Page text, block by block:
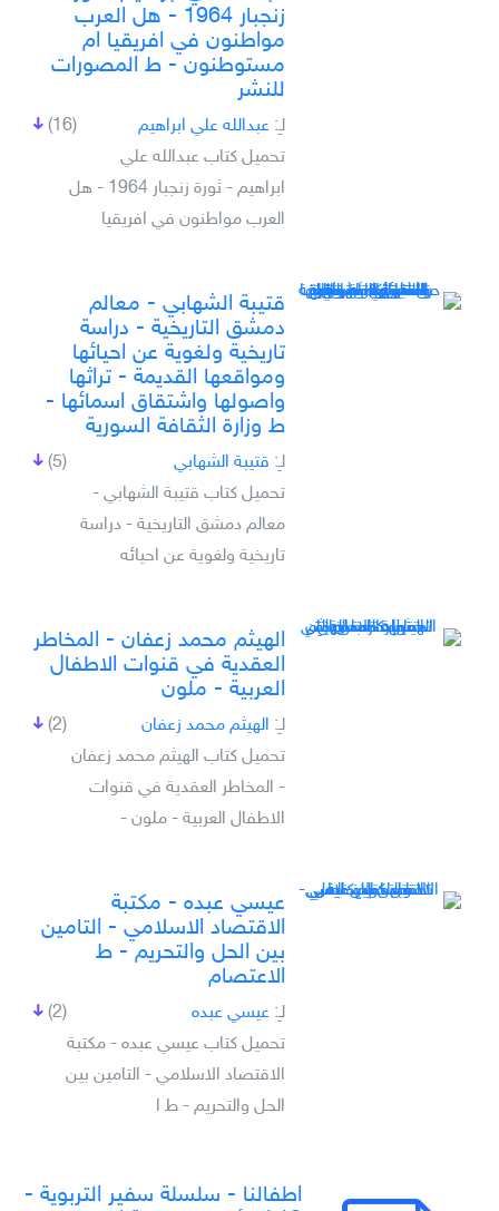
زنجبار 1964 - هل العرب
مواطنون في افريقيا ام
مستوطنون - ط المصورات
للنشر
(16) لـِ: عبدالله علي ابراهيم
تحميل كتاب عبدالله علي
ابراهيم - ثورة زنجبار 1964 - هل
العرب مواطنون في افريقيا
قتيبة الشهابي - معالم
دمشق التاريخية - دراسة
تاريخية ولغوية عن احيائها
ومواقعها القديمة - تراثها
واصولها واشتقاق اسمائها -
ط وزارة الثقافة السورية
(5) لـِ: قتيبة الشهابي
تحميل كتاب قتيبة الشهابي -
معالم دمشق التاريخية - دراسة
تاريخية ولغوية عن احيائه
الهيثم محمد زعفان - المخاطر
العقدية في قنوات الاطفال
العربية - ملون
(2) لـِ: الهيثم محمد زعفان
تحميل كتاب الهيثم محمد زعفان
- المخاطر العقدية في قنوات
الاطفال العربية - ملون -
عيسي عبده - مكتبة
الاقتصاد الاسلامي - التامين
بين الحل والتحريم - ط
الاعتصام
(2) لـِ: عيسي عبده
تحميل كتاب عيسي عبده - مكتبة
الاقتصاد الاسلامي - التامين بين
الحل والتحريم - ط ا
اطفالنا - سلسلة سفير التربوية -